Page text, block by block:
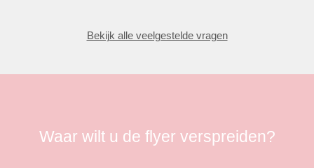
Bekijk alle veelgestelde vragen
Waar wilt u de flyer verspreiden?